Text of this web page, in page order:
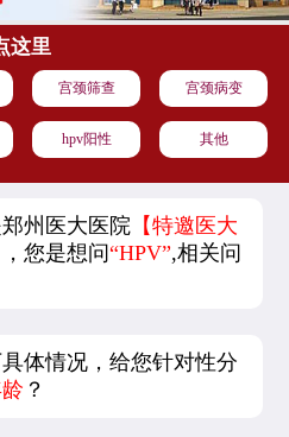
这里
宫颈筛查 宫颈病变
hpv阳性 其他
州医大医院 【特邀医大
，您是想问“HPV”,相关问
体情况，给您针对性分
？